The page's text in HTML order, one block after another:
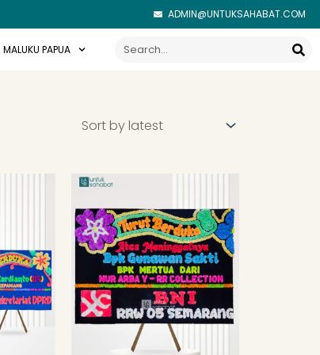
ADMIN@UNTUKSAHABAT.COM
MALUKU PAPUA Search